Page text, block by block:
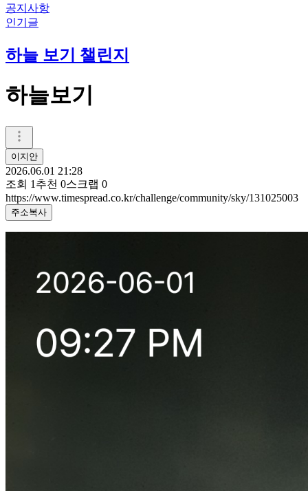
공지사항
인기글
하늘 보기 챌린지
하늘보기
이지안
2026.06.01 21:28
조회 1 추천 0스크랩 0
https://www.timespread.co.kr/challenge/community/sky/131025003
주소복사